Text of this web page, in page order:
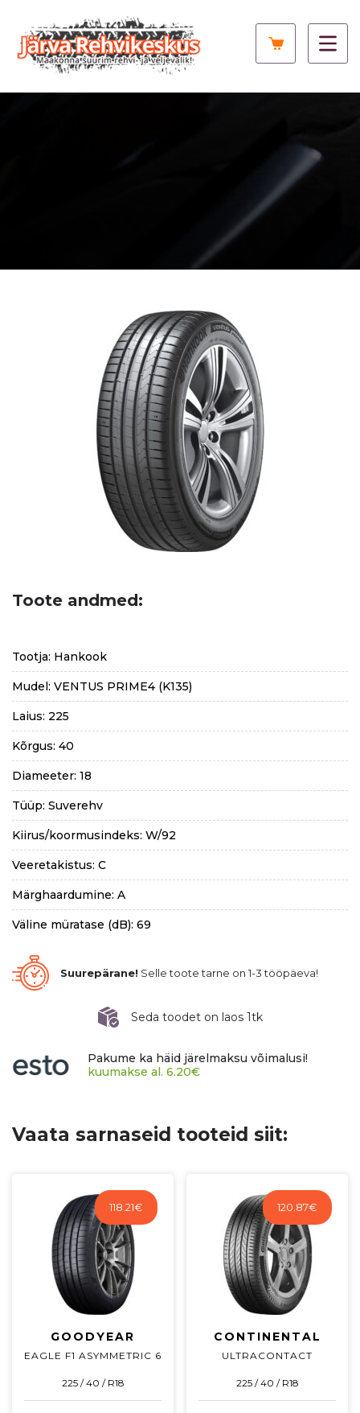
Toote andmed:
Tootja: Hankook
Mudel: VENTUS PRIME4 (K135)
Laius: 225
Kõrgus: 40
Diameeter: 18
Tüüp: Suverehv
Kiirus/koormusindeks: W/92
Veeretakistus: C
Märghaardumine: A
Väline müratase (dB): 69
Suurepärane! Selle toote tarne on 1-3 tööpäeva!
Seda toodet on laos 1tk
Pakume ka häid järelmaksu võimalusi!
kuumakse al. 6.20€
Vaata sarnaseid tooteid siit:
118.21€
GOODYEAR
EAGLE F1 ASYMMETRIC 6
225 / 40 / R18
120.87€
CONTINENTAL
ULTRACONTACT
225 / 40 / R18